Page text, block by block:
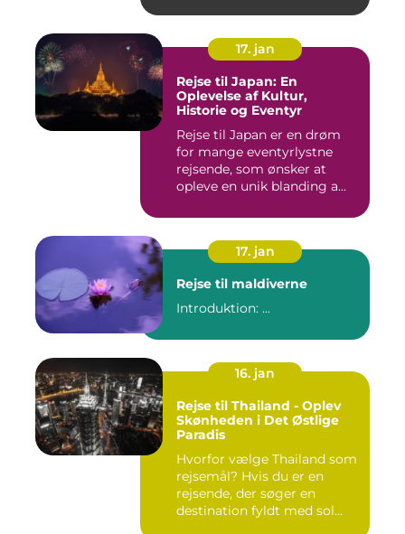
17. jan
Rejse til Japan: En
Oplevelse af Kultur,
Historie og Eventyr
Rejse til Japan er en drøm
for mange eventyrlystne
rejsende, som ønsker at
opleve en unik blanding a...
17. jan
Rejse til maldiverne
Introduktion: ...
16. jan
Rejse til Thailand - Oplev
Skønheden i Det Østlige
Paradis
Hvorfor vælge Thailand som
rejsemål? Hvis du er en
rejsende, der søger en
destination fyldt med sol...